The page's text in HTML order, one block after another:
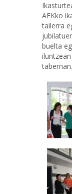
AEKko
tailerra
buelta
tabernan.